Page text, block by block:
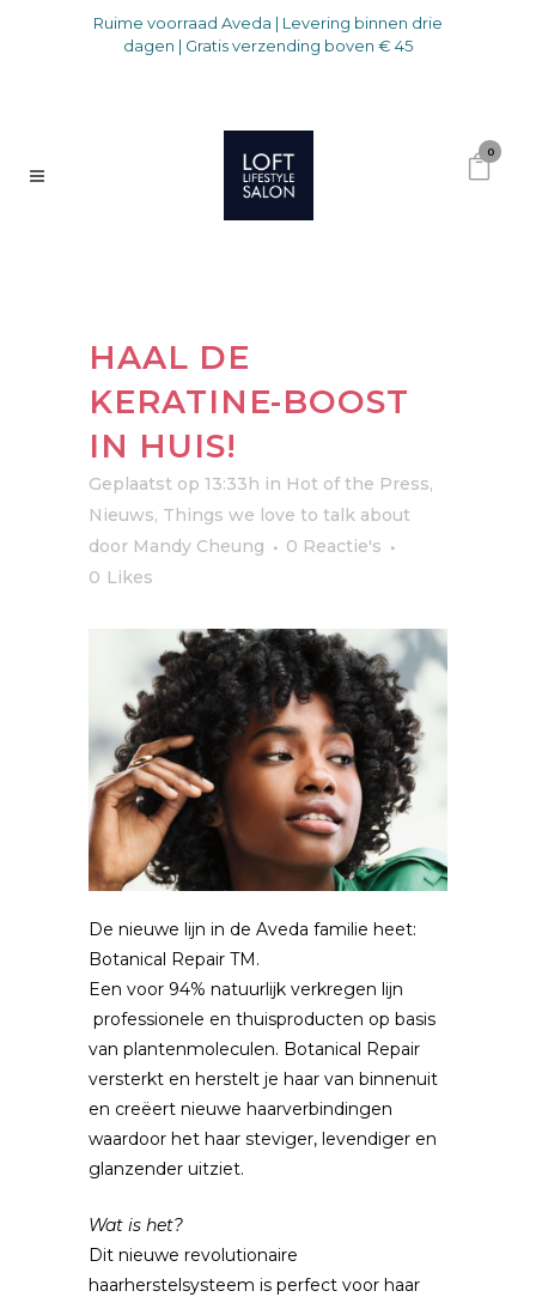
Ruime voorraad Aveda | Levering binnen drie
dagen | Gratis verzending boven € 45
0
HAAL DE
KERATINE-BOOST
IN HUIS!
Geplaatst op 13:33h in Hot of the Press,
Nieuws, Things we love to talk about
door Mandy Cheung
0 Reactie's
0 Likes
De nieuwe lijn in de Aveda familie heet:
Botanical Repair TM.
Een voor 94% natuurlijk verkregen lijn
professionele en thuisproducten op basis
van plantenmoleculen. Botanical Repair
versterkt en herstelt je haar van binnenuit
en creëert nieuwe haarverbindingen
waardoor het haar steviger, levendiger en
glanzender uitziet.
Wat is het?
Dit nieuwe revolutionaire
haarherstelsysteem is perfect voor haar